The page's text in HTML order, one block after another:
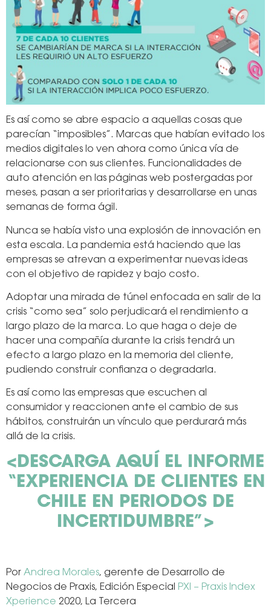
Es así como se abre espacio a aquellas cosas que
parecían “imposibles”. Marcas que habían evitado los
medios digitales lo ven ahora como única vía de
relacionarse con sus clientes. Funcionalidades de
auto atención en las páginas web postergadas por
meses, pasan a ser prioritarias y desarrollarse en unas
semanas de forma ágil.
Nunca se había visto una explosión de innovación en
esta escala. La pandemia está haciendo que las
empresas se atrevan a experimentar nuevas ideas
con el objetivo de rapidez y bajo costo.
Adoptar una mirada de túnel enfocada en salir de la
crisis “como sea” solo perjudicará el rendimiento a
largo plazo de la marca. Lo que haga o deje de
hacer una compañía durante la crisis tendrá un
efecto a largo plazo en la memoria del cliente,
pudiendo construir confianza o degradarla.
Es así como las empresas que escuchen al
consumidor y reaccionen ante el cambio de sus
hábitos, construirán un vínculo que perdurará más
allá de la crisis.
<DESCARGA AQUÍ EL INFORME
“EXPERIENCIA DE CLIENTES EN
CHILE EN PERIODOS DE
INCERTIDUMBRE”>
Por Andrea Morales, gerente de Desarrollo de
Negocios de Praxis, Edición Especial PXI – Praxis Index
Xperience 2020, La Tercera